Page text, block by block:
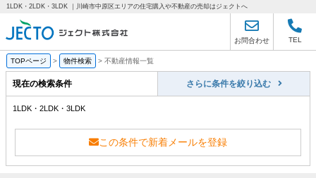
1LDK・2LDK・3LDK ｜川崎市中原区エリアの住宅購入や不動産の売却はジェクトへ
お問合わせ TEL
TOPページ > 物件検索 > 不動産情報一覧
現在の検索条件 さらに条件を絞り込む
1LDK・2LDK・3LDK
この条件で新着メールを登録